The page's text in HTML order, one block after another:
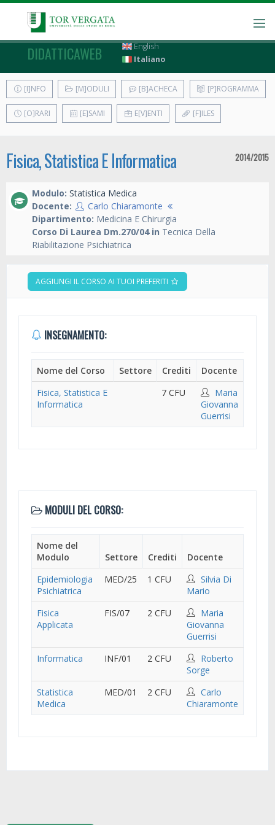
DIDATTICAWEB
English
Italiano
[I]NFO [M]ODULI [B]ACHECA [P]ROGRAMMA
[O]RARI [E]SAMI E[V]ENTI [F]ILES
Fisica, Statistica E Informatica 2014/2015
Modulo: Statistica Medica
Docente:
Carlo Chiaramonte
Dipartimento: Medicina E Chirurgia
Corso Di Laurea Dm.270/04 in Tecnica Della
Riabilitazione Psichiatrica
AGGIUNGI IL CORSO AI TUOI PREFERITI
INSEGNAMENTO:
Nome del Corso Settore Crediti
Docente
Fisica, Statistica E
Informatica
7 CFU
Maria
Giovanna
Guerrisi
MODULI DEL CORSO:
Nome del
Modulo
Settore Crediti
Docente
Epidemiologia
Psichiatrica
MED/25 1 CFU
Silvia Di
Mario
Fisica
Applicata
FIS/07 2 CFU
Maria
Giovanna
Guerrisi
Informatica
INF/01 2 CFU
Roberto
Sorge
Statistica
Medica
MED/01 2 CFU
Carlo
Chiaramonte